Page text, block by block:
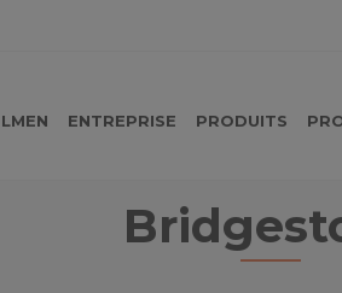
ENTREPRISE PRODUITS